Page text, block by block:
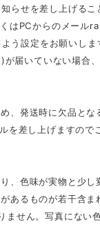
らせを差し上げるこ
はPCからのメール
よう設定をお願いしま
届いていない場合
、発送時に欠品とな
差し上げますので
、色味が実物と少
あるものが若干含ま
せん。写真にない